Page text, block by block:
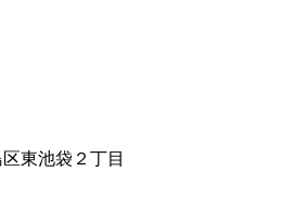
東池袋２丁目